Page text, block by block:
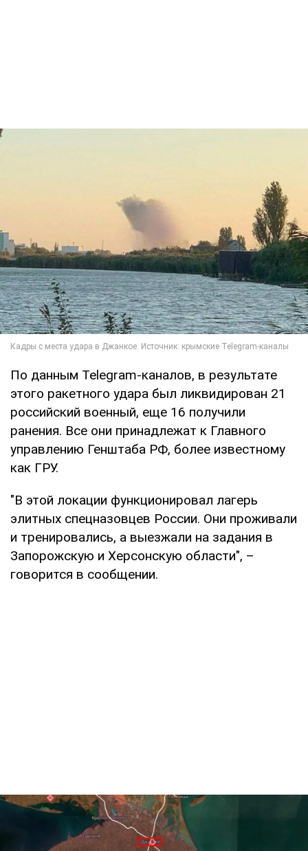
По данным Telegram-каналов, в результате
этого ракетного удара был ликвидирован 21
российский военный, еще 16 получили
ранения. Все они принадлежат к Главного
управлению Генштаба РФ, более известному
как ГРУ.
"В этой локации функционировал лагерь
элитных спецназовцев России. Они проживали
и тренировались, а выезжали на задания в
Запорожскую и Херсонскую области", –
говорится в сообщении.